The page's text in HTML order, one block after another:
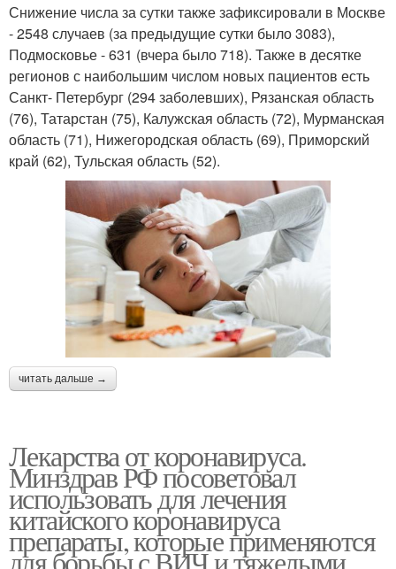
Снижение числа за сутки также зафиксировали в Москве
- 2548 случаев (за предыдущие сутки было 3083),
Подмосковье - 631 (вчера было 718). Также в десятке
регионов с наибольшим числом новых пациентов есть
Санкт- Петербург (294 заболевших), Рязанская область
(76), Татарстан (75), Калужская область (72), Мурманская
область (71), Нижегородская область (69), Приморский
край (62), Тульская область (52).
читать дальше →
Лекарства от коронавируса.
Минздрав РФ посоветовал
использовать для лечения
китайского коронавируса
препараты, которые применяются